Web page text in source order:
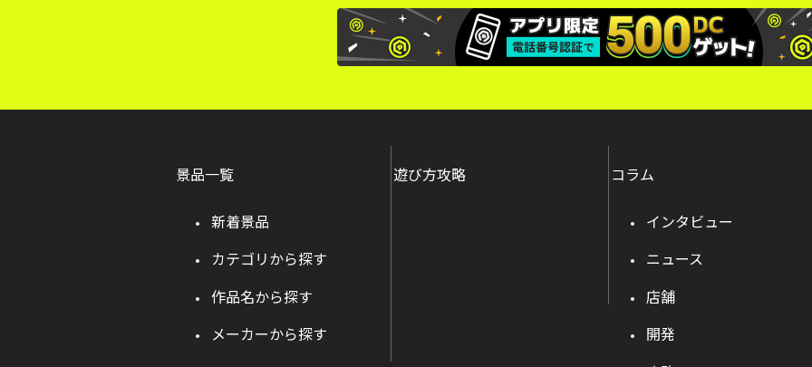
景品一覧
新着景品
カテゴリから探す
作品名から探す
メーカーから探す
遊び方攻略 コラム
インタビュー
ニュース
店舗
開発